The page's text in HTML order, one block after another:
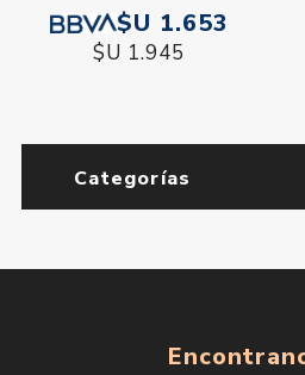
$U 1.653
$U 1.945
Categorías